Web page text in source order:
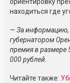
ориентировку
находиться где
— За информацию,
губернатором
премия в размере
000 рублей.
Читайте также: